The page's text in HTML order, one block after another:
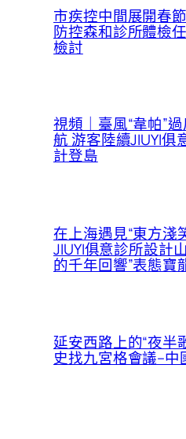
市疾控中間展開春
防控森和診所體檢
檢討
視頻｜臺風“韋帕”
航 游客陸續JIUYI俱
計登島
在上海遇見“東方淺
JIUYI俱意診所設計
的千年回響”表態寶
延安西路上的“夜半
史找九宮格會議–中